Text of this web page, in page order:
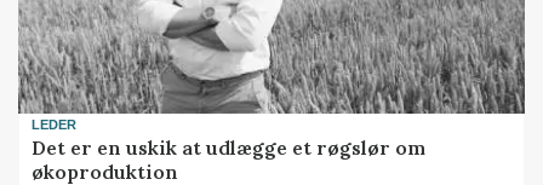
LEDER
Det er en uskik at udlægge et røgslør om
økoproduktion